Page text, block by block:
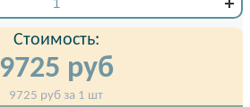
Стоимость:
9725 руб
9725 руб за 1 шт